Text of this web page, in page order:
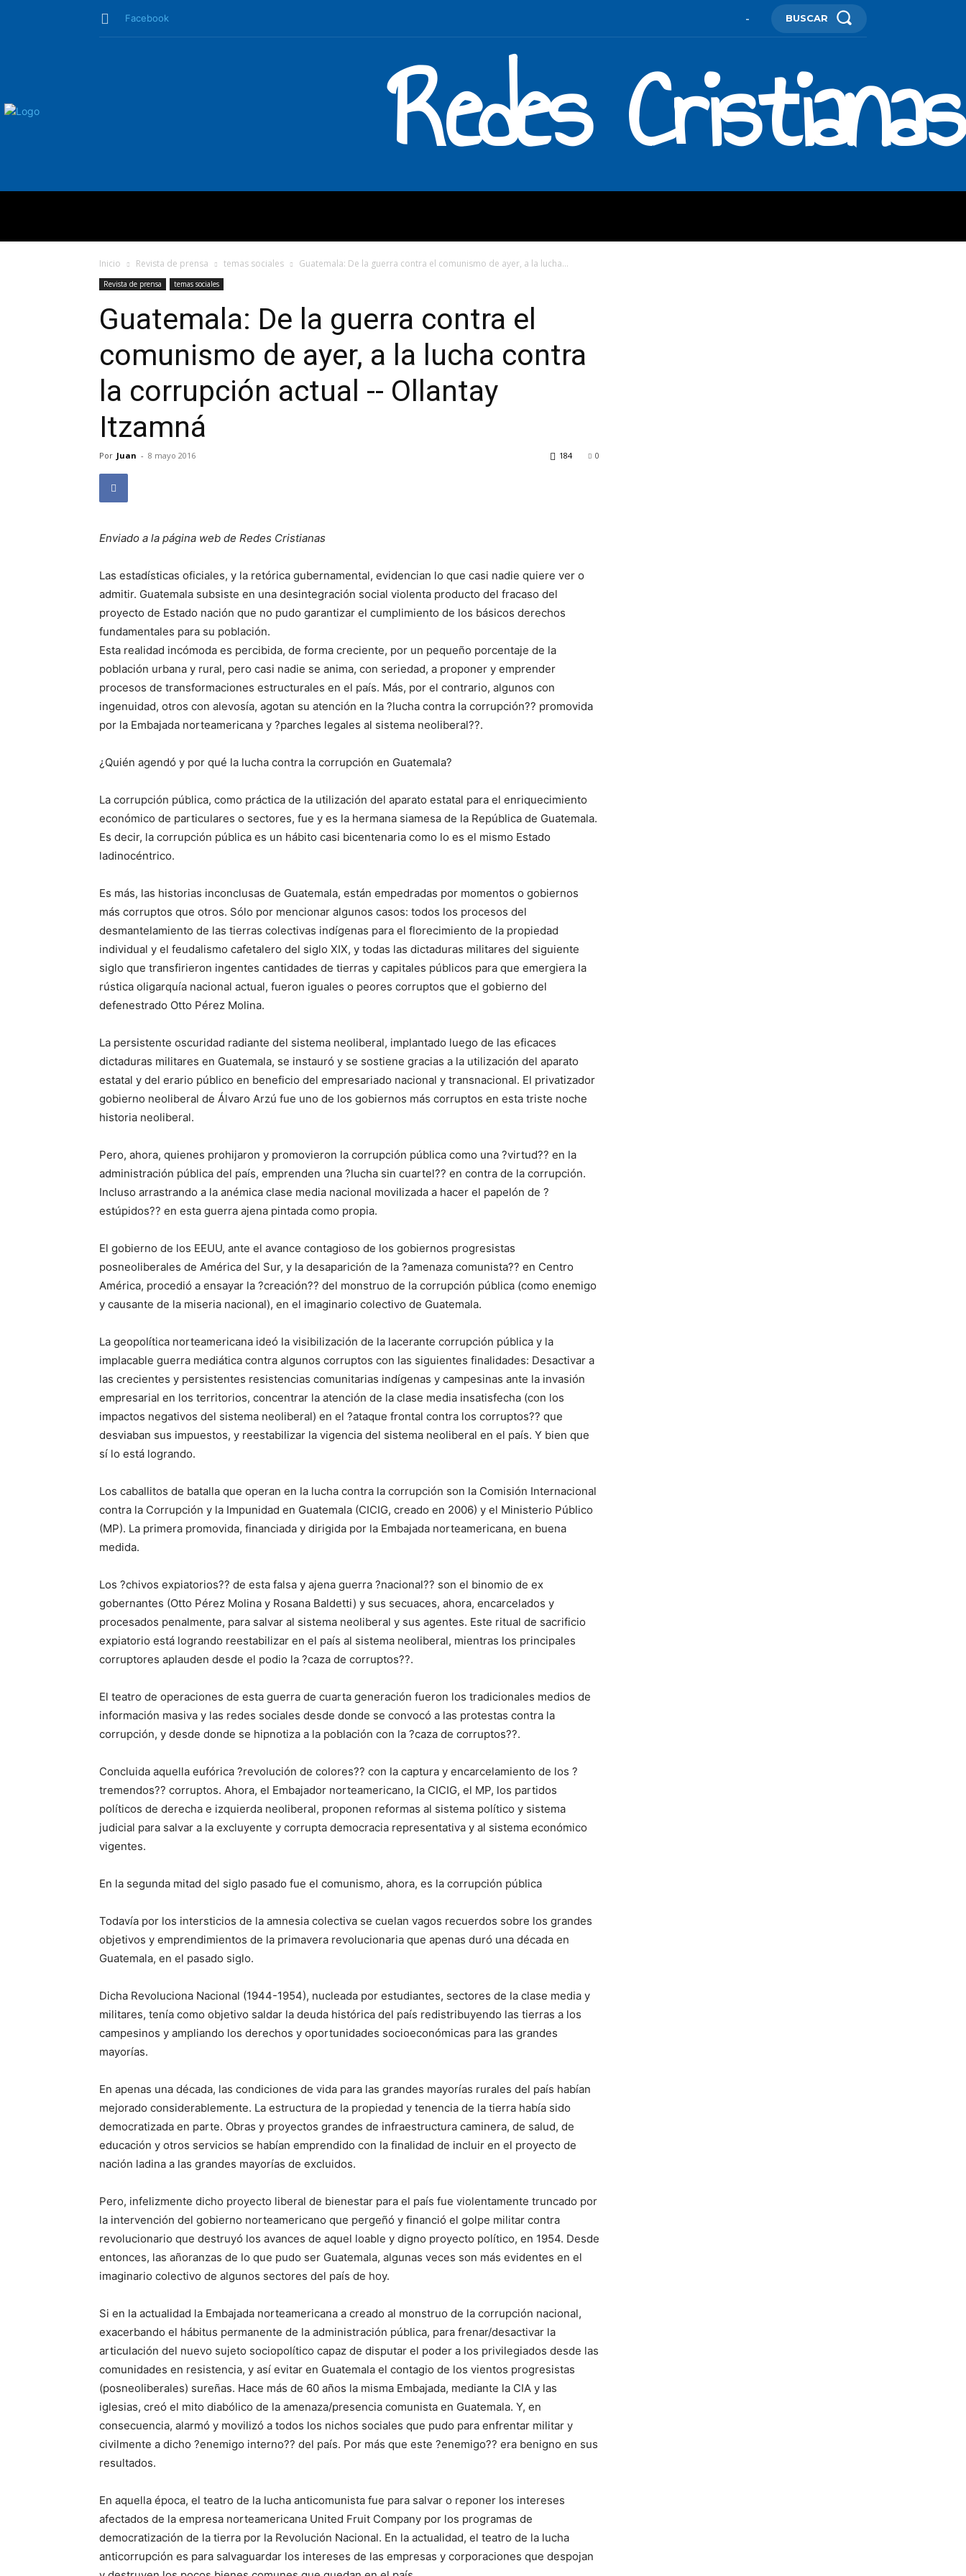
Facebook - BUSCAR
Redes Cristianas
Inicio Revista de prensa temas sociales Guatemala: De la guerra contra el comunismo de ayer, a la lucha...
Revista de prensa temas sociales
Guatemala: De la guerra contra el
comunismo de ayer, a la lucha contra
la corrupción actual -- Ollantay
Itzamná
Por Juan - 8 mayo 2016 0
184
Enviado a la página web de Redes Cristianas
Las estadísticas oficiales, y la retórica gubernamental, evidencian lo que casi nadie quiere ver o
admitir. Guatemala subsiste en una desintegración social violenta producto del fracaso del
proyecto de Estado nación que no pudo garantizar el cumplimiento de los básicos derechos
fundamentales para su población.
Esta realidad incómoda es percibida, de forma creciente, por un pequeño porcentaje de la
población urbana y rural, pero casi nadie se anima, con seriedad, a proponer y emprender
procesos de transformaciones estructurales en el país. Más, por el contrario, algunos con
ingenuidad, otros con alevosía, agotan su atención en la ?lucha contra la corrupción?? promovida
por la Embajada norteamericana y ?parches legales al sistema neoliberal??.
¿Quién agendó y por qué la lucha contra la corrupción en Guatemala?
La corrupción pública, como práctica de la utilización del aparato estatal para el enriquecimiento
económico de particulares o sectores, fue y es la hermana siamesa de la República de Guatemala.
Es decir, la corrupción pública es un hábito casi bicentenaria como lo es el mismo Estado
ladinocéntrico.
Es más, las historias inconclusas de Guatemala, están empedradas por momentos o gobiernos
más corruptos que otros. Sólo por mencionar algunos casos: todos los procesos del
desmantelamiento de las tierras colectivas indígenas para el florecimiento de la propiedad
individual y el feudalismo cafetalero del siglo XIX, y todas las dictaduras militares del siguiente
siglo que transfirieron ingentes cantidades de tierras y capitales públicos para que emergiera la
rústica oligarquía nacional actual, fueron iguales o peores corruptos que el gobierno del
defenestrado Otto Pérez Molina.
La persistente oscuridad radiante del sistema neoliberal, implantado luego de las eficaces
dictaduras militares en Guatemala, se instauró y se sostiene gracias a la utilización del aparato
estatal y del erario público en beneficio del empresariado nacional y transnacional. El privatizador
gobierno neoliberal de Álvaro Arzú fue uno de los gobiernos más corruptos en esta triste noche
historia neoliberal.
Pero, ahora, quienes prohijaron y promovieron la corrupción pública como una ?virtud?? en la
administración pública del país, emprenden una ?lucha sin cuartel?? en contra de la corrupción.
Incluso arrastrando a la anémica clase media nacional movilizada a hacer el papelón de ?
estúpidos?? en esta guerra ajena pintada como propia.
El gobierno de los EEUU, ante el avance contagioso de los gobiernos progresistas
posneoliberales de América del Sur, y la desaparición de la ?amenaza comunista?? en Centro
América, procedió a ensayar la ?creación?? del monstruo de la corrupción pública (como enemigo
y causante de la miseria nacional), en el imaginario colectivo de Guatemala.
La geopolítica norteamericana ideó la visibilización de la lacerante corrupción pública y la
implacable guerra mediática contra algunos corruptos con las siguientes finalidades: Desactivar a
las crecientes y persistentes resistencias comunitarias indígenas y campesinas ante la invasión
empresarial en los territorios, concentrar la atención de la clase media insatisfecha (con los
impactos negativos del sistema neoliberal) en el ?ataque frontal contra los corruptos?? que
desviaban sus impuestos, y reestabilizar la vigencia del sistema neoliberal en el país. Y bien que
sí lo está logrando.
Los caballitos de batalla que operan en la lucha contra la corrupción son la Comisión Internacional
contra la Corrupción y la Impunidad en Guatemala (CICIG, creado en 2006) y el Ministerio Público
(MP). La primera promovida, financiada y dirigida por la Embajada norteamericana, en buena
medida.
Los ?chivos expiatorios?? de esta falsa y ajena guerra ?nacional?? son el binomio de ex
gobernantes (Otto Pérez Molina y Rosana Baldetti) y sus secuaces, ahora, encarcelados y
procesados penalmente, para salvar al sistema neoliberal y sus agentes. Este ritual de sacrificio
expiatorio está logrando reestabilizar en el país al sistema neoliberal, mientras los principales
corruptores aplauden desde el podio la ?caza de corruptos??.
El teatro de operaciones de esta guerra de cuarta generación fueron los tradicionales medios de
información masiva y las redes sociales desde donde se convocó a las protestas contra la
corrupción, y desde donde se hipnotiza a la población con la ?caza de corruptos??.
Concluida aquella eufórica ?revolución de colores?? con la captura y encarcelamiento de los ?
tremendos?? corruptos. Ahora, el Embajador norteamericano, la CICIG, el MP, los partidos
políticos de derecha e izquierda neoliberal, proponen reformas al sistema político y sistema
judicial para salvar a la excluyente y corrupta democracia representativa y al sistema económico
vigentes.
En la segunda mitad del siglo pasado fue el comunismo, ahora, es la corrupción pública
Todavía por los intersticios de la amnesia colectiva se cuelan vagos recuerdos sobre los grandes
objetivos y emprendimientos de la primavera revolucionaria que apenas duró una década en
Guatemala, en el pasado siglo.
Dicha Revoluciona Nacional (1944-1954), nucleada por estudiantes, sectores de la clase media y
militares, tenía como objetivo saldar la deuda histórica del país redistribuyendo las tierras a los
campesinos y ampliando los derechos y oportunidades socioeconómicas para las grandes
mayorías.
En apenas una década, las condiciones de vida para las grandes mayorías rurales del país habían
mejorado considerablemente. La estructura de la propiedad y tenencia de la tierra había sido
democratizada en parte. Obras y proyectos grandes de infraestructura caminera, de salud, de
educación y otros servicios se habían emprendido con la finalidad de incluir en el proyecto de
nación ladina a las grandes mayorías de excluidos.
Pero, infelizmente dicho proyecto liberal de bienestar para el país fue violentamente truncado por
la intervención del gobierno norteamericano que pergeñó y financió el golpe militar contra
revolucionario que destruyó los avances de aquel loable y digno proyecto político, en 1954. Desde
entonces, las añoranzas de lo que pudo ser Guatemala, algunas veces son más evidentes en el
imaginario colectivo de algunos sectores del país de hoy.
Si en la actualidad la Embajada norteamericana a creado al monstruo de la corrupción nacional,
exacerbando el hábitus permanente de la administración pública, para frenar/desactivar la
articulación del nuevo sujeto sociopolítico capaz de disputar el poder a los privilegiados desde las
comunidades en resistencia, y así evitar en Guatemala el contagio de los vientos progresistas
(posneoliberales) sureñas. Hace más de 60 años la misma Embajada, mediante la CIA y las
iglesias, creó el mito diabólico de la amenaza/presencia comunista en Guatemala. Y, en
consecuencia, alarmó y movilizó a todos los nichos sociales que pudo para enfrentar militar y
civilmente a dicho ?enemigo interno?? del país. Por más que este ?enemigo?? era benigno en sus
resultados.
En aquella época, el teatro de la lucha anticomunista fue para salvar o reponer los intereses
afectados de la empresa norteamericana United Fruit Company por los programas de
democratización de la tierra por la Revolución Nacional. En la actualidad, el teatro de la lucha
anticorrupción es para salvaguardar los intereses de las empresas y corporaciones que despojan